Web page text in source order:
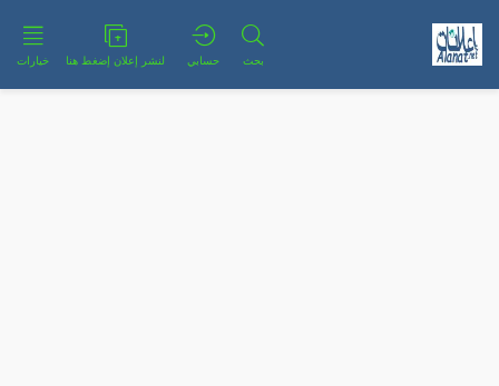
بحث حسابي لنشر إعلان إضغط هنا خيارات